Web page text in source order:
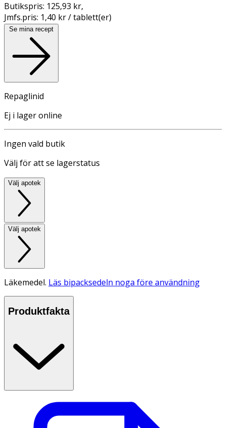
Butikspris: 125,93 kr,
Jmfs.pris: 1,40 kr / tablett(er)
Se mina recept
Repaglinid
Ej i lager online
Ingen vald butik
Välj för att se lagerstatus
Välj apotek
Välj apotek
Läkemedel. Läs bipacksedeln noga före användning
Produktfakta